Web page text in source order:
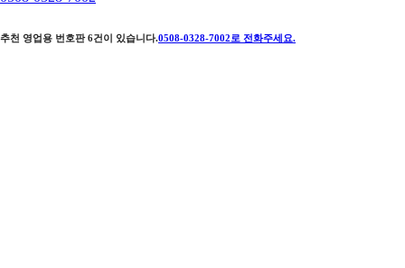
추천 영업용 번호판 6건이 있습니다.0508-0328-7002 로 전화주세요.